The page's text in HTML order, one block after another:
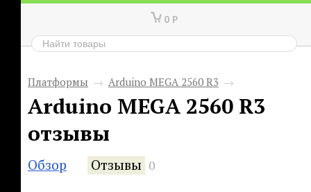
0 Р
Платформы → Arduino MEGA 2560 R3 →
Arduino MEGA 2560 R3
отзывы
Обзор Отзывы 0